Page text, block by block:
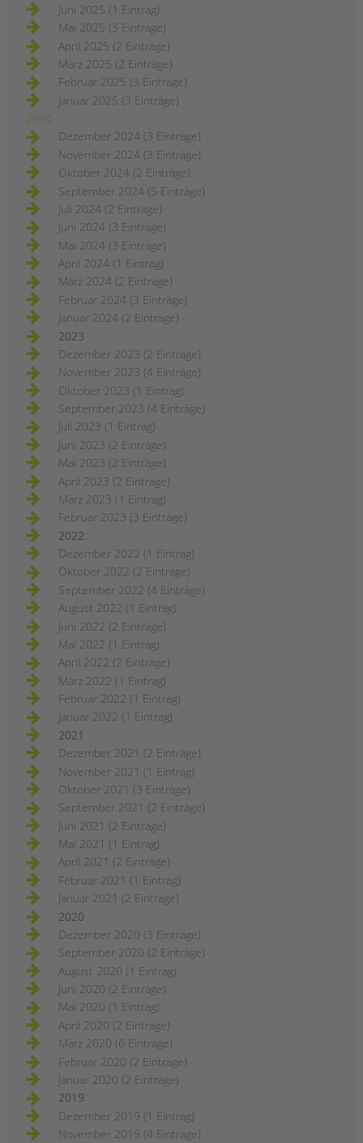
Im Bezirk Berlin-Mitte drohen 53
Kinder- und
Jugendfreizeiteinrichtungen, 28
Einrichtungen der schul- und
berufsbezogenen Jugendsozialarbeit
und 14 Familienzentren das Aus und
die Abwanderung von
hochqualifizierten und erfahrenen
Fachkräften aus fast 100
Einrichtungen! Lesen Sie den ganzen
offenen (Protest-) Brief.
weiterlesendrohende
schließungen
von
einrichtungen
in
kinder-
jugendhilfe
familienförderung
im
berliner
bezirk
mitte
Juni 2025 (1 Eintrag)
Mai 2025 (3 Einträge)
April 2025 (2 Einträge)
März 2025 (2 Einträge)
Februar 2025 (3 Einträge)
Januar 2025 (3 Einträge)
2024
Dezember 2024 (3 Einträge)
November 2024 (3 Einträge)
Oktober 2024 (2 Einträge)
September 2024 (5 Einträge)
Juli 2024 (2 Einträge)
Juni 2024 (3 Einträge)
Mai 2024 (3 Einträge)
April 2024 (1 Eintrag)
März 2024 (2 Einträge)
Februar 2024 (3 Einträge)
Januar 2024 (2 Einträge)
2023
Dezember 2023 (2 Einträge)
November 2023 (4 Einträge)
Oktober 2023 (1 Eintrag)
September 2023 (4 Einträge)
Juli 2023 (1 Eintrag)
Juni 2023 (2 Einträge)
Mai 2023 (2 Einträge)
April 2023 (2 Einträge)
März 2023 (1 Eintrag)
Februar 2023 (3 Einträge)
2022
Dezember 2022 (1 Eintrag)
Oktober 2022 (2 Einträge)
September 2022 (4 Einträge)
August 2022 (1 Eintrag)
Juni 2022 (2 Einträge)
Mai 2022 (1 Eintrag)
April 2022 (2 Einträge)
März 2022 (1 Eintrag)
Februar 2022 (1 Eintrag)
Januar 2022 (1 Eintrag)
2021
Dezember 2021 (2 Einträge)
November 2021 (1 Eintrag)
Oktober 2021 (3 Einträge)
September 2021 (2 Einträge)
Juni 2021 (2 Einträge)
Mai 2021 (1 Eintrag)
April 2021 (2 Einträge)
Februar 2021 (1 Eintrag)
Januar 2021 (2 Einträge)
2020
Dezember 2020 (3 Einträge)
September 2020 (2 Einträge)
August 2020 (1 Eintrag)
Juni 2020 (2 Einträge)
Mai 2020 (1 Eintrag)
April 2020 (2 Einträge)
März 2020 (6 Einträge)
Februar 2020 (2 Einträge)
Januar 2020 (2 Einträge)
2019
Dezember 2019 (1 Eintrag)
November 2019 (4 Einträge)